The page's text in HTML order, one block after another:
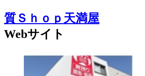
質Ｓｈｏｐ天満屋
Webサイト